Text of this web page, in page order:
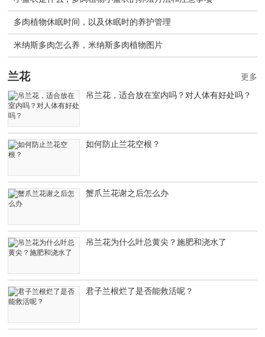
多肉植物休眠时间，以及休眠时的养护管理
米纳斯多肉怎么养，米纳斯多肉植物图片
兰花
吊兰花，适合放在室内吗？对人体有好处吗？
如何防止兰花空根？
蟹爪兰花谢之后怎么办
吊兰花为什么叶总黄尖？施肥和浇水了
君子兰根烂了是否能救活呢？
更多